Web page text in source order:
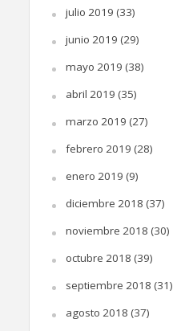
julio 2019 (33)
junio 2019 (29)
mayo 2019 (38)
abril 2019 (35)
marzo 2019 (27)
febrero 2019 (28)
enero 2019 (9)
diciembre 2018 (37)
noviembre 2018 (30)
octubre 2018 (39)
septiembre 2018 (31)
agosto 2018 (37)